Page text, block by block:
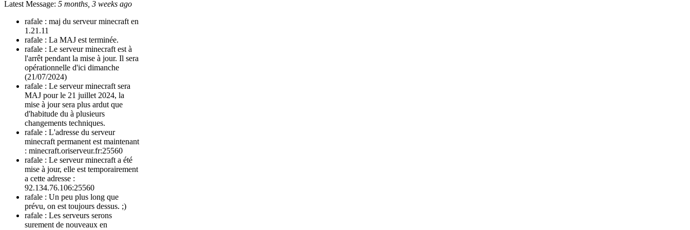
Latest Message: 5 months, 3 weeks ago
rafale : maj du serveur minecraft en
1.21.11
rafale : La MAJ est terminée.
rafale : Le serveur minecraft est à
l'arrêt pendant la mise à jour. Il sera
opérationnelle d'ici dimanche
(21/07/2024)
rafale : Le serveur minecraft sera
MAJ pour le 21 juillet 2024, la
mise à jour sera plus ardut que
d'habitude du à plusieurs
changements techniques.
rafale : L'adresse du serveur
minecraft permanent est maintenant
: minecraft.oriserveur.fr:25560
rafale : Le serveur minecraft a été
mise à jour, elle est temporairement
a cette adresse :
92.134.76.106:25560
rafale : Un peu plus long que
prévu, on est toujours dessus. ;)
rafale : Les serveurs serons
surement de nouveaux en